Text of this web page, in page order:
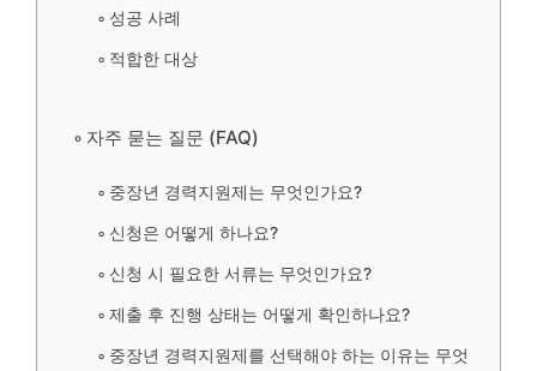
성공 사례
적합한 대상
자주 묻는 질문 (FAQ)
중장년 경력지원제는 무엇인가요?
신청은 어떻게 하나요?
신청 시 필요한 서류는 무엇인가요?
제출 후 진행 상태는 어떻게 확인하나요?
중장년 경력지원제를 선택해야 하는 이유는 무엇